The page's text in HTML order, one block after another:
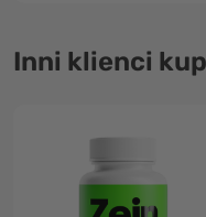
Inni klienci